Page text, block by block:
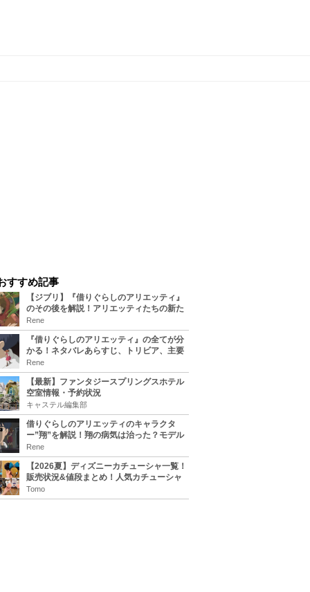
すすめ記事
【ジブリ】『借りぐらしのアリエッティ』
のその後を解説！アリエッティたちの新た
な住処は？翔の病気は治る？
Rene
『借りぐらしのアリエッティ』の全てが分
かる！ネタバレあらすじ、トリビア、主要
キャラまとめ！
Rene
【最新】ファンタジースプリングスホテル
空室情報・予約状況
キャステル編集部
借りぐらしのアリエッティのキャラクタ
ー”翔”を解説！翔の病気は治った？モデル
は誰？
Rene
【2026夏】ディズニーカチューシャ一覧！
販売状況&値段まとめ！人気カチューシャ
をチェック
Tomo